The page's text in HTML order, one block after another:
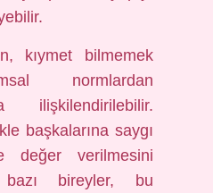
kıymet bilmemek
normlardan
ilişkilendirilebilir.
başkalarına saygı
değer verilmesini
bireyler, bu